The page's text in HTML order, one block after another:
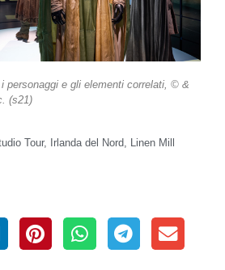
personaggi e gli elementi correlati, © &
(s21)
Tour, Irlanda del Nord, Linen Mill